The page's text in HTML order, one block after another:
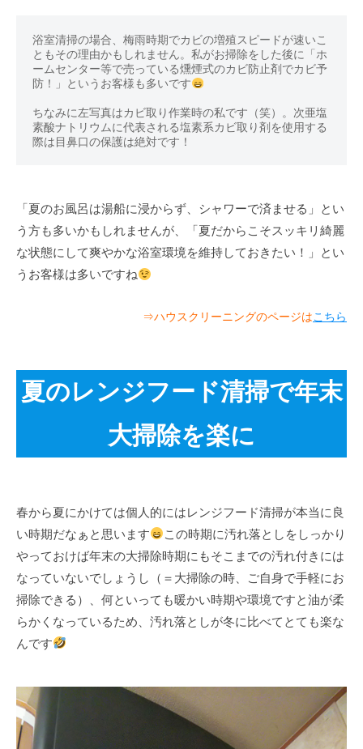
浴室清掃の場合、梅雨時期でカビの増殖スピードが速いこ
ともその理由かもしれません。私がお掃除をした後に「ホ
ームセンター等で売っている燻煙式のカビ防止剤でカビ予
防！」というお客様も多いです
ちなみに左写真はカビ取り作業時の私です（笑）。次亜塩
素酸ナトリウムに代表される塩素系カビ取り剤を使用する
際は目鼻口の保護は絶対です！
「夏のお風呂は湯船に浸からず、シャワーで済ませる」とい
う方も多いかもしれませんが、「夏だからこそスッキリ綺麗
な状態にして爽やかな浴室環境を維持しておきたい！」とい
うお客様は多いですね
⇒ハウスクリーニングのページはこちら
夏のレンジフード清掃で年末
大掃除を楽に
春から夏にかけては個人的にはレンジフード清掃が本当に良
い時期だなぁと思います
この時期に汚れ落としをしっかり
やっておけば年末の大掃除時期にもそこまでの汚れ付きには
なっていないでしょうし（＝大掃除の時、ご自身で手軽にお
掃除できる）、何といっても暖かい時期や環境ですと油が柔
らかくなっているため、汚れ落としが冬に比べてとても楽な
んです